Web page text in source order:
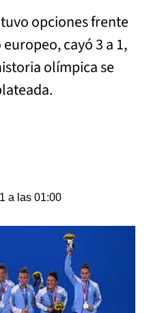
opciones frente
cayó 3 a 1,
olímpica se
a las 01:00